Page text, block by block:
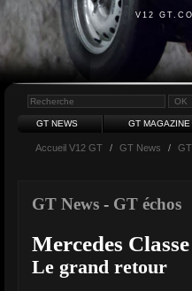
V12
GT NEWS GT MAGAZINE
Accueil V12 GT / GT News /
GT News - GT échos
Mercedes
Le grand retour